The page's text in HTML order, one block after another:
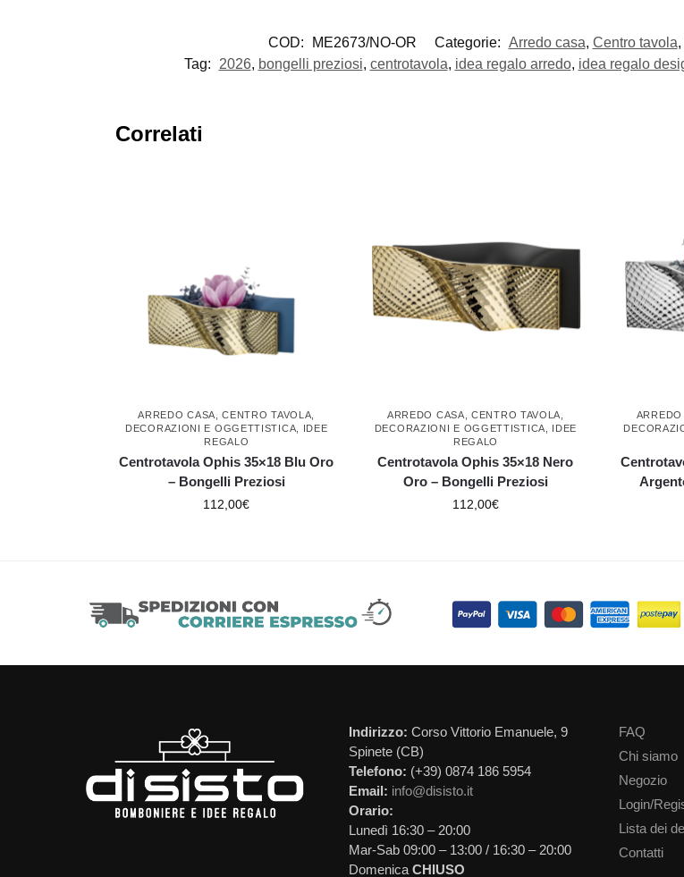
COD: ME2673/NO-OR Categorie: Arredo casa, Centro tavola,
Tag:
2026, bongelli preziosi, centrotavola, idea regalo arredo, idea regalo
Correlati
ARREDO CASA ,CENTRO TAVOLA
DECORAZIONI E OGGETTISTICA
IDEE
REGALO
Centrotavola Ophis 35×18 Blu Oro
– Bongelli Preziosi
112,00€
ARREDO CASA ,CENTRO TAVOLA
DECORAZIONI E OGGETTISTICA
IDEE
REGALO
Centrotavola Ophis 35×18 Nero
Oro – Bongelli Preziosi
112,00€
ARREDO
Indirizzo: Corso Vittorio Emanuele, 9
Spinete (CB)
Telefono: (+39) 0874 186 5954
Email: info@disisto.it
Orario:
Lunedì 16:30 – 20:00
Mar-Sab 09:00 – 13:00 / 16:30 – 20:00
Domenica CHIUSO
FAQ
Chi siamo
Negozio
Login/
Lista dei
Contatti